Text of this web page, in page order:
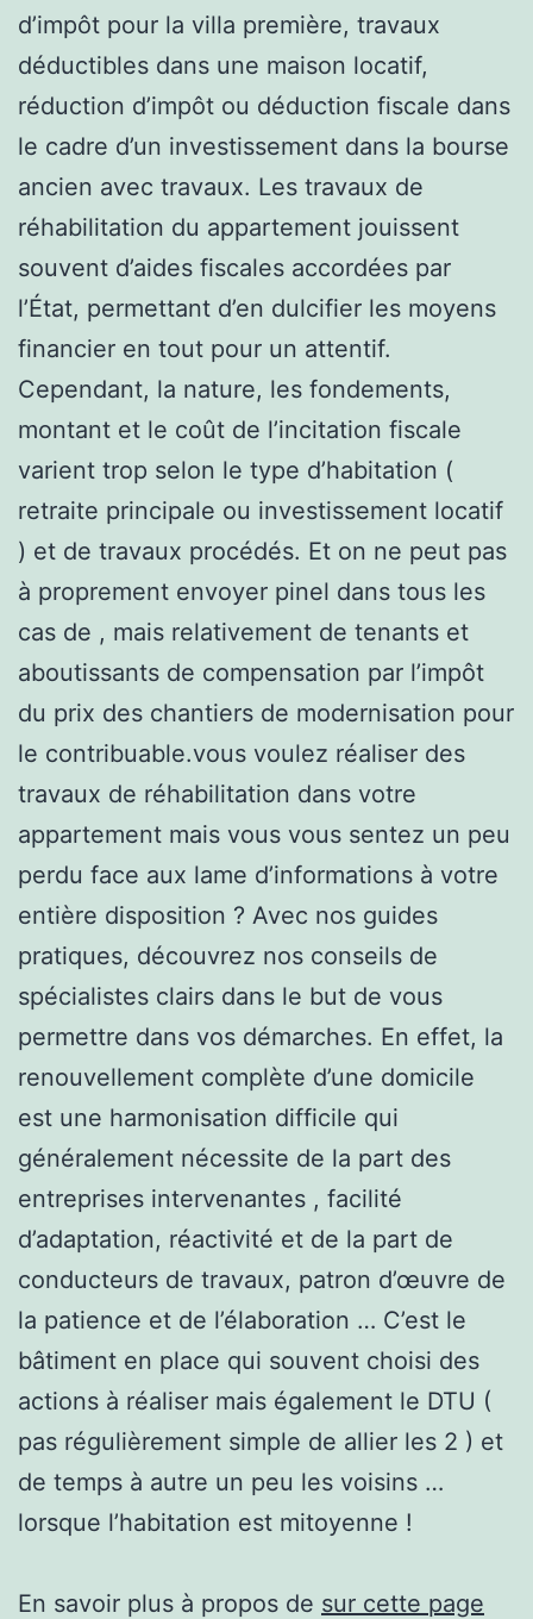
d’impôt pour la villa première, travaux
déductibles dans une maison locatif,
réduction d’impôt ou déduction fiscale dans
le cadre d’un investissement dans la bourse
ancien avec travaux. Les travaux de
réhabilitation du appartement jouissent
souvent d’aides fiscales accordées par
l’État, permettant d’en dulcifier les moyens
financier en tout pour un attentif.
Cependant, la nature, les fondements,
montant et le coût de l’incitation fiscale
varient trop selon le type d’habitation (
retraite principale ou investissement locatif
) et de travaux procédés. Et on ne peut pas
à proprement envoyer pinel dans tous les
cas de , mais relativement de tenants et
aboutissants de compensation par l’impôt
du prix des chantiers de modernisation pour
le contribuable.vous voulez réaliser des
travaux de réhabilitation dans votre
appartement mais vous vous sentez un peu
perdu face aux lame d’informations à votre
entière disposition ? Avec nos guides
pratiques, découvrez nos conseils de
spécialistes clairs dans le but de vous
permettre dans vos démarches. En effet, la
renouvellement complète d’une domicile
est une harmonisation difficile qui
généralement nécessite de la part des
entreprises intervenantes , facilité
d’adaptation, réactivité et de la part de
conducteurs de travaux, patron d’œuvre de
la patience et de l’élaboration … C’est le
bâtiment en place qui souvent choisi des
actions à réaliser mais également le DTU (
pas régulièrement simple de allier les 2 ) et
de temps à autre un peu les voisins …
lorsque l’habitation est mitoyenne !
En savoir plus à propos de sur cette page